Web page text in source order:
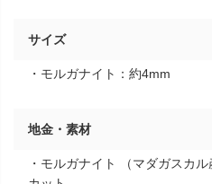
サイズ
・モルガナイト：約4mm
地金・素材
・モルガナイト （マダガスカ